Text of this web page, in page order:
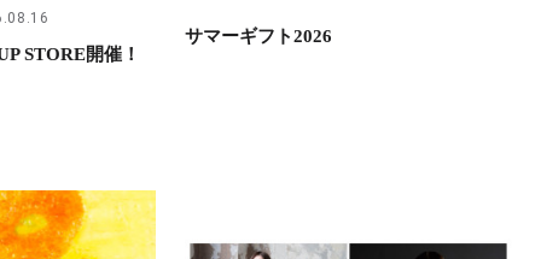
STORE開催！
サマーギフト2026